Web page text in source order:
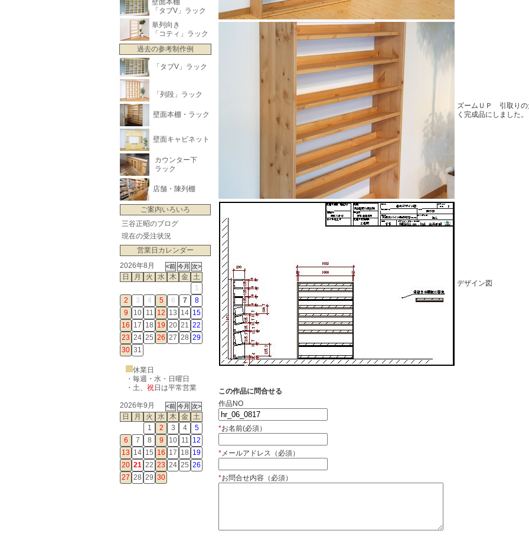
壁面本棚
「タブV」ラック
単列向き
「コティ」ラック
過去の参考制作例
「タブV」ラック
「列段」ラック
壁面本棚・ラック
壁面キャビネット
カウンター下
ラック
店舗・陳列棚
ご案内いろいろ
三谷正昭のブログ
現在の受注状況
営業日カレンダー
2026年8月
日
月 火 水 木 金
土
1
2
3 4 5 6 7
8
9
10 11 12 13 14 15
16 17 18 19 20 21 22
23 24 25 26 27 28 29
30 31
休業日
・毎週・水・日曜日
・ 土、 祝日は平常営業
2026年9月
日
月 火 水 木 金
土
1
2 3 4
5
6
7 8 9 10 11 12
13 14 15 16 17 18 19
20 21 22 23 24 25 26
27 28 29 30
ズームＵＰ 引取りの
く完成品にしました。
デザイン図
この作品に問合せる
作品NO
*お名前(必須）
*メールアドレス（必須）
*お問合せ内容（必須）